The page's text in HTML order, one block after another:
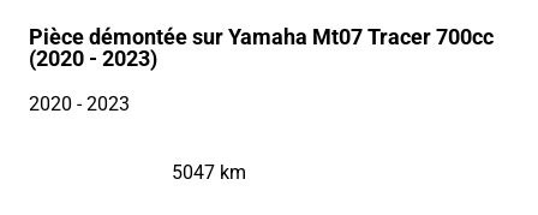
Pièce démontée sur Yamaha Mt07 Tracer 700cc
(2020 - 2023)
2020 - 2023
5047 km